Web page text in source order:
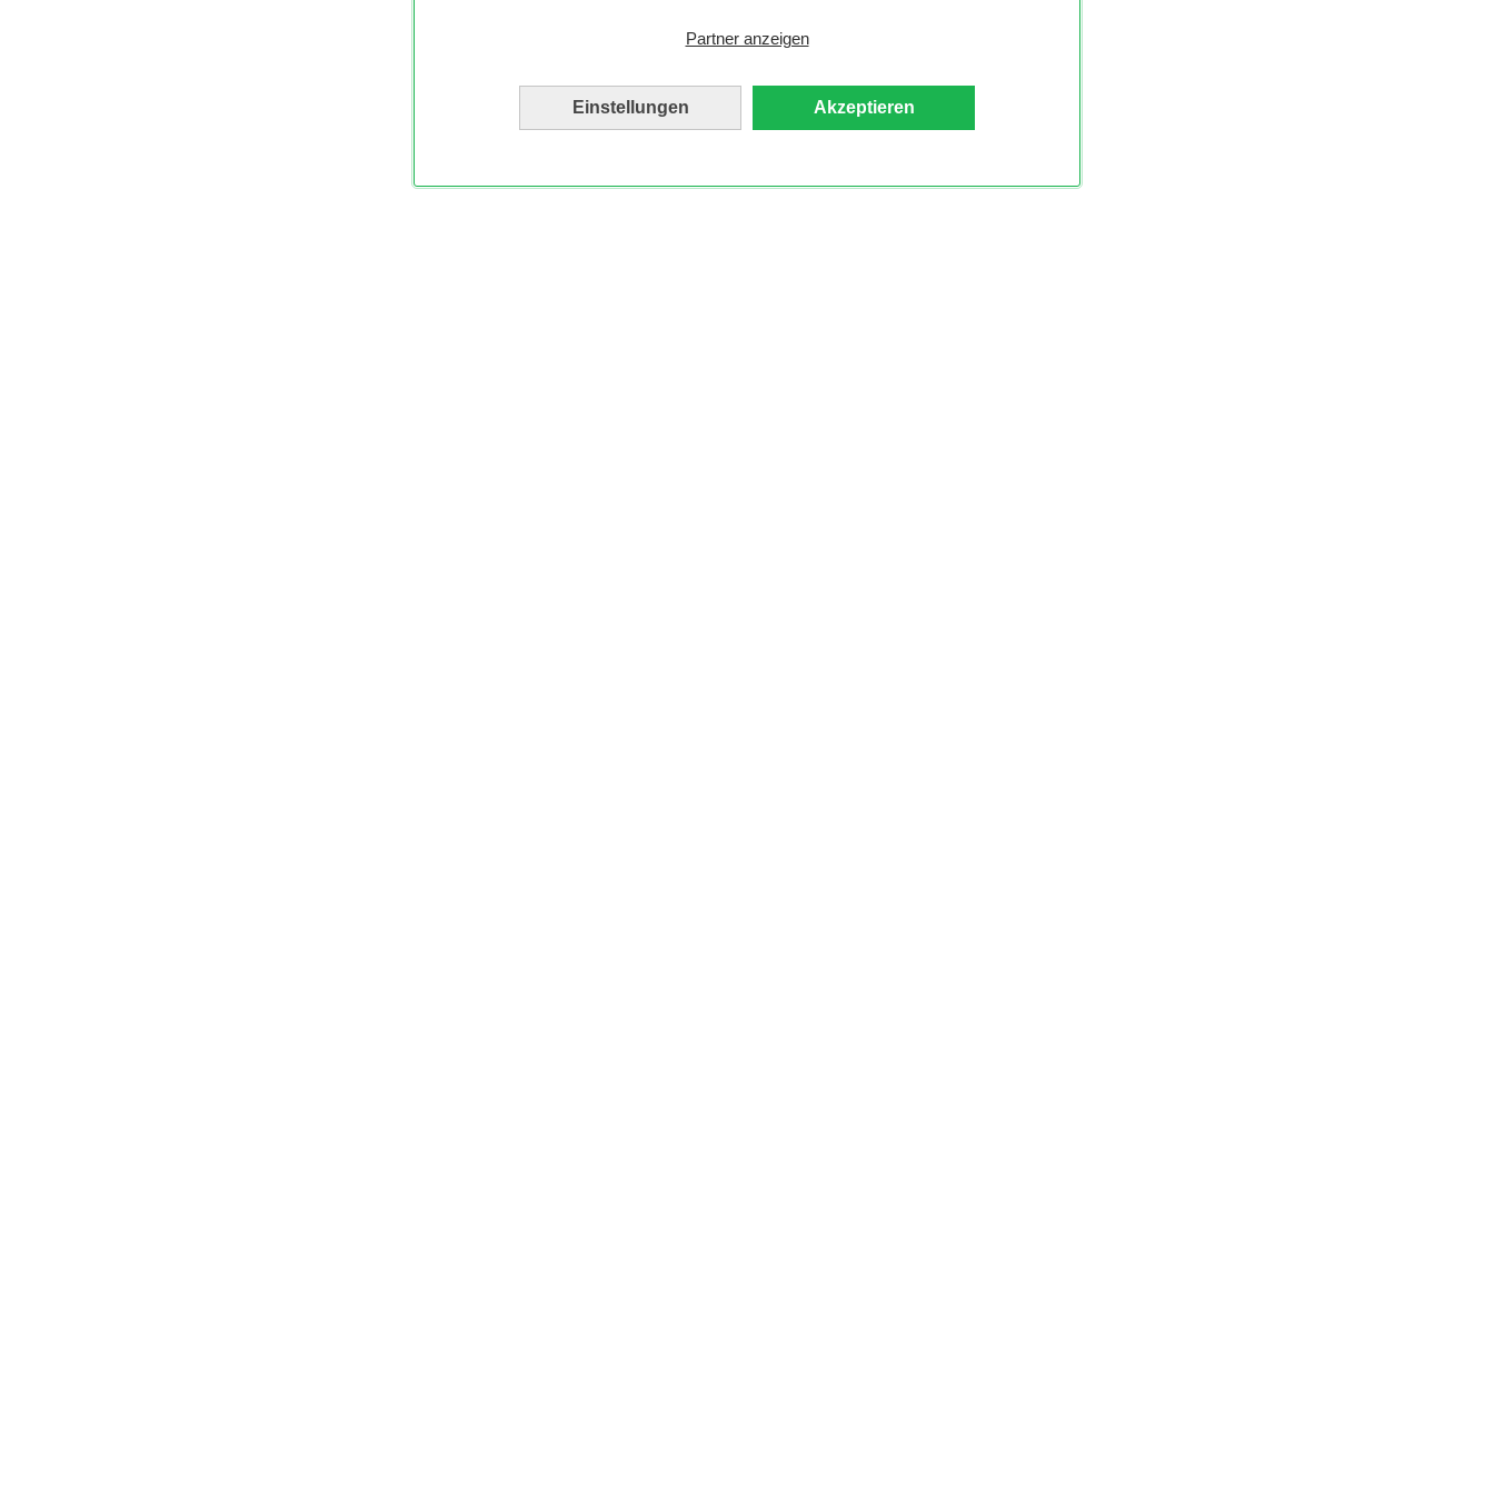
Partner anzeigen
Einstellungen Akzeptieren